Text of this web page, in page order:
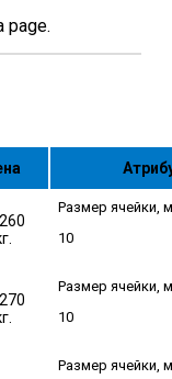
page.
Размер ячейки,
10
Размер ячейки,
10
Размер ячейки,